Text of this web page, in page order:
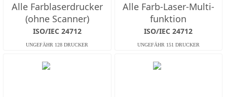
Alle Farb­laserdrucker
(ohne Scanner)
ISO/IEC 24712
Alle Farb-Laser-Multi­
funktion
ISO/IEC 24712